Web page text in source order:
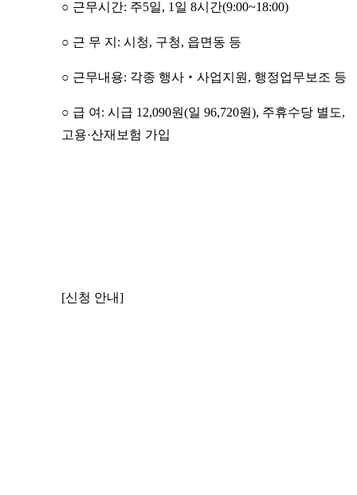
○ 근무시간: 주5일, 1일 8시간(9:00~18:00)
○ 근 무 지: 시청, 구청, 읍면동 등
○ 근무내용: 각종 행사‧사업지원, 행정업무보조 등
○ 급 여: 시급 12,090원(일 96,720원), 주휴수당 별도,
고용·산재보험 가입
[신청 안내]